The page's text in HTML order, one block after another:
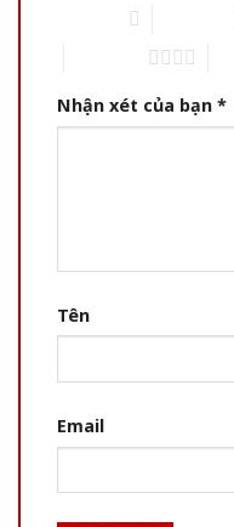
Nhận xét của bạn *
Tên
Email